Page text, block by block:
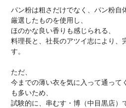
パン粉は粗さだけでなく、パン粉自
厳選したものを使用し、
ほのかな良い香りも感じられる、
料理長と、社長のアツイ志により、
す。
ただ、
今までの薄い衣を気に入って通って
も多いため、
試験的に、串むす・博（中目黒店）